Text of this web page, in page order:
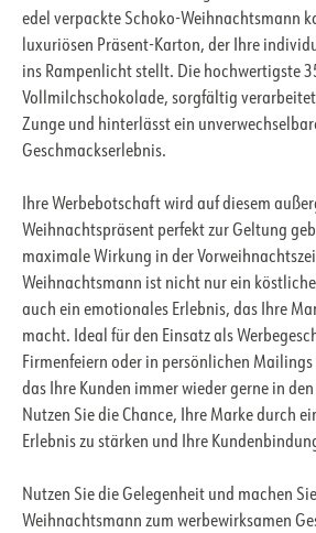
edel verpackte Schoko-Weihnachtsmann
luxuriösen Präsent-Karton, der Ihre
ins Rampenlicht stellt. Die hochwertigste
Vollmilchschokolade, sorgfältig
Zunge und hinterlässt ein
Geschmackserlebnis.
Ihre Werbebotschaft wird auf diesem
Weihnachtspräsent perfekt zur Geltung
maximale Wirkung in der
Weihnachtsmann ist nicht nur ein
auch ein emotionales Erlebnis, das Ihre
macht. Ideal für den Einsatz als
Firmenfeiern oder in persönlichen
das Ihre Kunden immer wieder gerne in
Nutzen Sie die Chance, Ihre Marke durch
Erlebnis zu stärken und Ihre
Nutzen Sie die Gelegenheit und machen
Weihnachtsmann zum werbewirksamen